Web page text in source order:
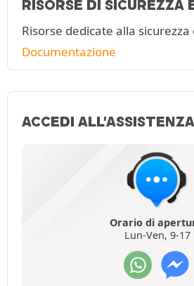
RISORSE DI SICUREZZA
Risorse dedicate alla
Documentazione
ACCEDI ALL'ASSISTENZA
Orario di
Lun-Ven, 9-17